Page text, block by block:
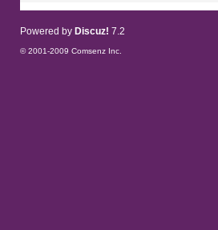
Powered by Discuz! 7.2
© 2001-2009 Comsenz Inc.